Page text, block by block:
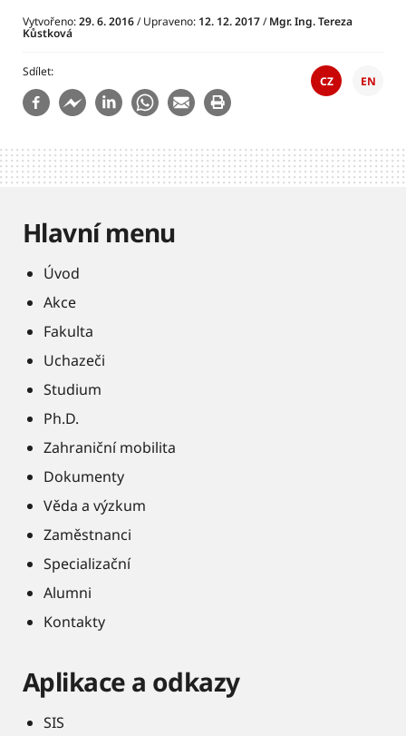
Vytvořeno:29. 6. 2016/ Upraveno: 12. 12. 2017/Mgr. Ing. Tereza
Kůstková
Sdílet
CZ EN
Hlavní menu
Úvod
Akce
Fakulta
Uchazeči
Studium
Ph.D.
Zahraniční mobilita
Dokumenty
Věda a výzkum
Zaměstnanci
Specializační
Alumni
Kontakty
Aplikace a odkazy
SIS